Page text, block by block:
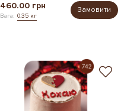
460.00 грн
Вага: 0.35 кг
Замовити